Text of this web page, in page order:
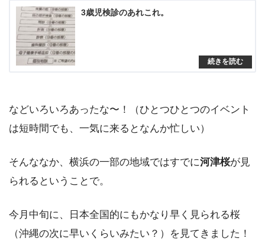
3歳児検診のあれこれ。
などいろいろあったな〜！（ひとつひとつのイベント
は短時間でも、一気に来るとなんか忙しい）
そんななか、横浜の一部の地域ではすでに河津桜が見
られるということで。
今月中旬に、日本全国的にもかなり早く見られる桜
（沖縄の次に早いくらいみたい？）を見てきました！